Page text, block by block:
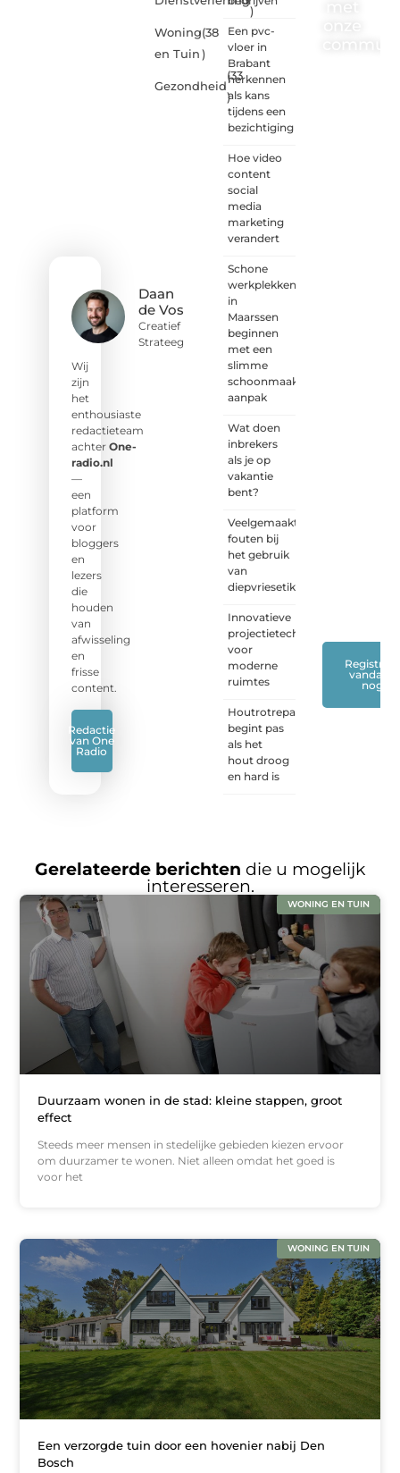
Daan
de Vos
Creatief
Strateeg
Wij
zijn
het
enthousiaste
redactieteam
achter One-
radio.nl
—
een
platform
voor
bloggers
en
lezers
die
houden
van
afwisseling
en
frisse
content.
Redactie
van One
Radio
)
Woning
en Tuin
(38
)
Gezondheid
(33
)
Een pvc-
vloer in
Brabant
herkennen
als kans
tijdens een
bezichtiging
Hoe video
content
social
media
marketing
verandert
Schone
werkplekken
in
Maarssen
beginnen
met een
slimme
schoonmaak
aanpak
Wat doen
inbrekers
als je op
vakantie
bent?
Veelgemaakte
fouten bij
het gebruik
van
diepvriesetiketten
Innovatieve
projectietechnieken
voor
moderne
ruimtes
Houtrotreparatie
begint pas
als het
hout droog
en hard is
Registreer
vandaag
nog
Gerelateerde berichten die u mogelijk
interesseren.
WONING EN TUIN
Duurzaam wonen in de stad: kleine stappen, groot
effect
Steeds meer mensen in stedelijke gebieden kiezen ervoor
om duurzamer te wonen. Niet alleen omdat het goed is
voor het
WONING EN TUIN
Een verzorgde tuin door een hovenier nabij Den
Bosch